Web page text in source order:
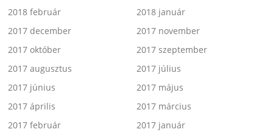
2018 február
2018 január
2017 december
2017 november
2017 október
2017 szeptember
2017 augusztus
2017 július
2017 június
2017 május
2017 április
2017 március
2017 február
2017 január